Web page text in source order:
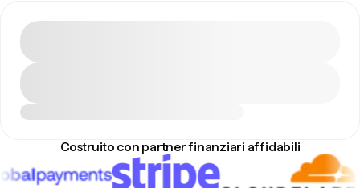
Costruito con partner finanziari affidabili